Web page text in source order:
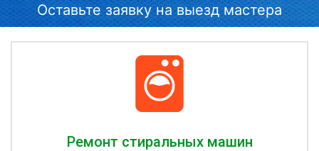
Оставьте заявку на выезд мастера
Ремонт стиральных машин